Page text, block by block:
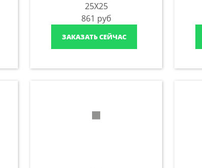
25X25
861 руб
ЗАКАЗАТЬ СЕЙЧАС